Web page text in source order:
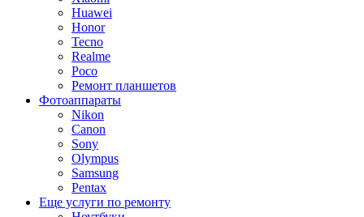
Huawei
Honor
Tecno
Realme
Poco
Ремонт планшетов
Фотоаппараты
Nikon
Canon
Sony
Olympus
Samsung
Pentax
Еще услуги по ремонту